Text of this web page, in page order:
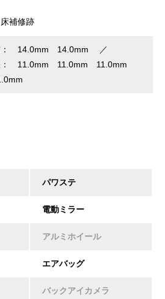
補修跡
： 14.0mm 14.0mm ／
： 11.0mm 11.0mm 11.0mm
パワステ
電動ミラー
アルミホイール
エアバッグ
バックアイカメラ